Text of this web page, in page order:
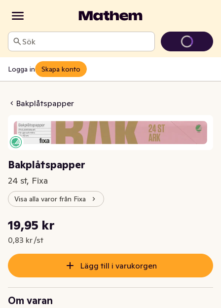
Sök
Logga in Skapa konto
Bakplåtspapper
Bakplåtspapper
24 st, Fixa
Visa alla varor från Fixa
Nuvarande pris är: 19,95 kr
19,95 kr
0,83 kr /st
Styckpris: 0,83 kr /st
Lägg till i varukorgen
Om varan